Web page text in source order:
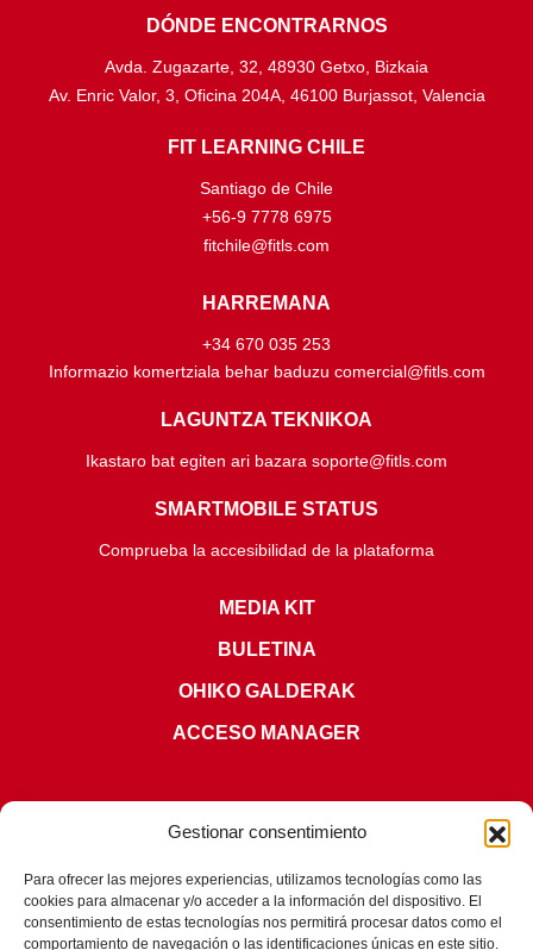
Gestionar consentimiento
Para ofrecer las mejores experiencias, utilizamos tecnologías como las
cookies para almacenar y/o acceder a la información del dispositivo. El
consentimiento de estas tecnologías nos permitirá procesar datos como el
comportamiento de navegación o las identificaciones únicas en este sitio.
DÓNDE ENCONTRARNOS
Avda. Zugazarte, 32, 48930 Getxo, Bizkaia
Av. Enric Valor, 3, Oficina 204A, 46100 Burjassot, Valencia
FIT LEARNING CHILE
Santiago de Chile
+56-9 7778 6975
fitchile@fitls.com
HARREMANA
+34 670 035 253
Informazio komertziala behar baduzu comercial@fitls.com
LAGUNTZA TEKNIKOA
Ikastaro bat egiten ari bazara soporte@fitls.com
SMARTMOBILE STATUS
Comprueba la accesibilidad de la plataforma
MEDIA KIT
BULETINA
OHIKO GALDERAK
ACCESO MANAGER
ZIURTAGIRIAK